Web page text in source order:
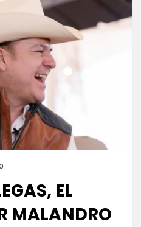
EL
MALANDRO